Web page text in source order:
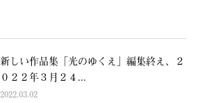
新しい作品集「光のゆくえ」編集終え、２
０２２年３月２４...
2022.03.02